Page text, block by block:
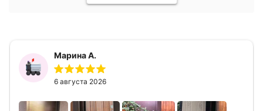
Марина А.
6 августа 2026